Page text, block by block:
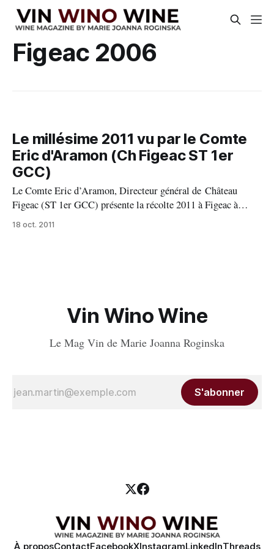
Figeac 2006
Le millésime 2011 vu par le Comte
Eric d'Aramon (Ch Figeac ST 1er
GCC)
Le Comte Eric d’Aramon, Directeur général de Château
Figeac (ST 1er GCC) présente la récolte 2011 à Figeac à
l’occasion d’une verticale exceptionnelle qu’il a proposé
18 oct. 2011
Vin Wino Wine
Le Mag Vin de Marie Joanna Roginska
S'abonner
À proposContactFacebookXInstagramLinkedInThreads